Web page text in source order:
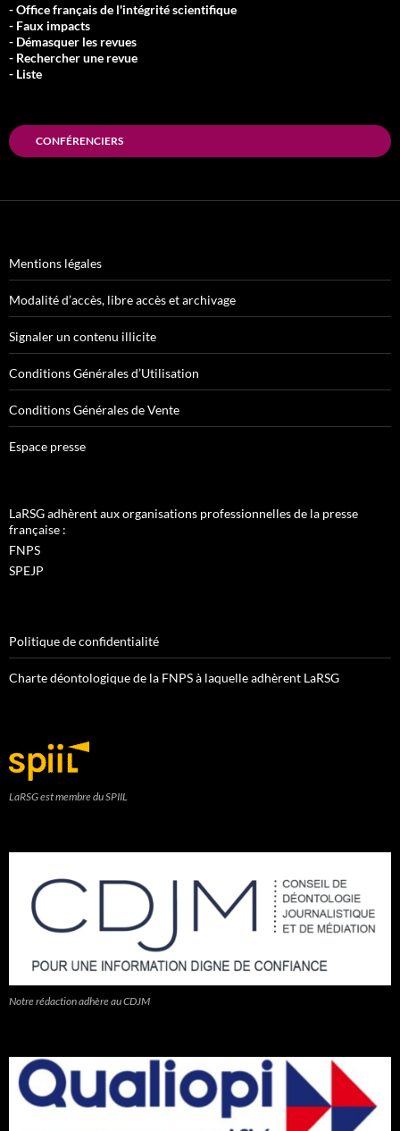
- Office français de l'intégrité scientifique
- Faux impacts
- Démasquer les revues
- Rechercher une revue
- Liste
CONFÉRENCIERS
Mentions légales
Modalité d’accès, libre accès et archivage
Signaler un contenu illicite
Conditions Générales d’Utilisation
Conditions Générales de Vente
Espace presse
LaRSG adhèrent aux organisations professionnelles de la presse
française :
FNPS
SPEJP
Politique de confidentialité
Charte déontologique de la FNPS à laquelle adhèrent LaRSG
LaRSG est membre du SPIIL
Notre rédaction adhère au CDJM